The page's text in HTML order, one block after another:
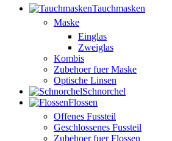
Tauchmasken
Maske
Einglas
Zweiglas
Kombis
Zubehoer fuer Maske
Optische Linsen
Schnorchel
Flossen
Offenes Fussteil
Geschlossenes Fussteil
Zubehoer fuer Flossen